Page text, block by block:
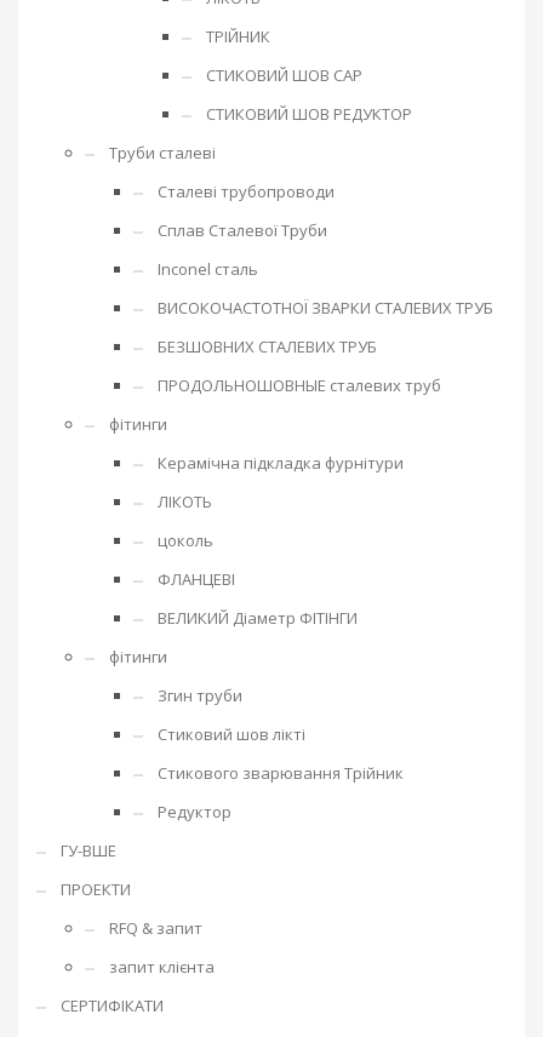
ТРІЙНИК
СТИКОВИЙ ШОВ CAP
СТИКОВИЙ ШОВ РЕДУКТОР
Труби сталеві
Сталеві трубопроводи
Сплав Сталевої Труби
Inconel сталь
ВИСОКОЧАСТОТНОЇ ЗВАРКИ СТАЛЕВИХ ТРУБ
БЕЗШОВНИХ СТАЛЕВИХ ТРУБ
ПРОДОЛЬНОШОВНЫЕ сталевих труб
фітинги
Керамічна підкладка фурнітури
ЛІКОТЬ
цоколь
ФЛАНЦЕВІ
ВЕЛИКИЙ Діаметр ФІТІНГИ
фітинги
Згин труби
Стиковий шов лікті
Стикового зварювання Трійник
Редуктор
ГУ-ВШЕ
ПРОЕКТИ
RFQ & запит
запит клієнта
СЕРТИФІКАТИ